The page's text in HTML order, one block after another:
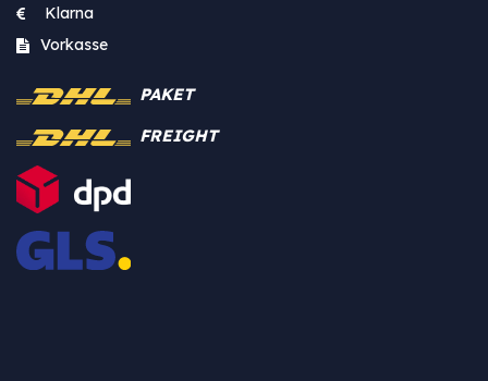
Klarna
Vorkasse
PAKET
FREIGHT